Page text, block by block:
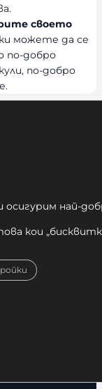
своето
можете да се
по-добро
по-добро
на голямо
уреди и
осигурим най-
кои